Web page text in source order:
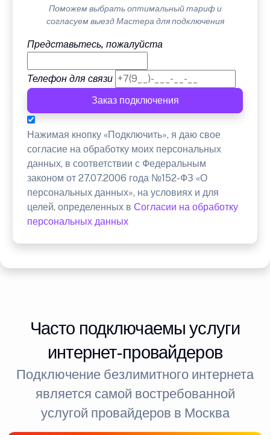
Поможем выбрать оптимальный тариф и
согласуем выезд Мастера для подключения
Представьтесь, пожалуйста
Телефон для связи
Заказ подключения
Нажимая кнопку «Подключить», я даю свое
согласие на обработку моих персональных
данных, в соответствии с Федеральным
законом от 27.07.2006 года №152-ФЗ «О
персональных данных», на условиях и для
целей, определенных в Согласии на обработку
персональных данных
Часто подключаемы услуги
интернет-провайдеров
Подключение безлимитного интернета
является самой востребованной
услугой провайдеров в Москва